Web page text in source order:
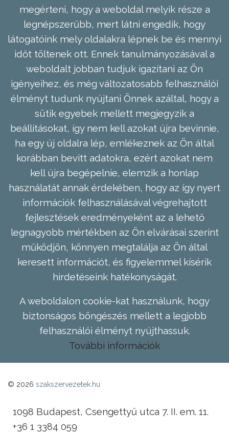
megérteni, hogy a weboldal melyik része a
legnépszerűbb, mert látni engedik, hogy
látogatóink mely oldalakra lépnek be és mennyi
időt töltenek ott. Ennek tanulmányozásával a
weboldalt jobban tudjuk igazítani az Ön
igényeihez, és még változatosabb felhasználói
élményt tudunk nyújtani Önnek azáltal, hogy a
sütik egyebek mellett megjegyzik a
beállításokat, így nem kell azokat újra bevinnie,
ha egy új oldalra lép, emlékeznek az Ön által
korábban bevitt adatokra, ezért azokat nem
kell újra begépelnie, elemzik a honlap
használatát annak érdekében, hogy az így nyert
információk felhasználásával végrehajtott
fejlesztések eredményeként az a lehető
legnagyobb mértékben az Ön elvárásai szerint
működjön, könnyen megtalálja az Ön által
keresett információt, és figyelemmel kísérik
hirdetéseink hatékonyságát.
A weboldalon cookie-kat használunk, hogy
biztonságos böngészés mellett a legjobb
felhasználói élményt nyújthassuk.
További információk
© 2026 szakszervezetek.hu
1098 Budapest, Csengettyű utca 7. II. em. 11.
+36 1 3384 059